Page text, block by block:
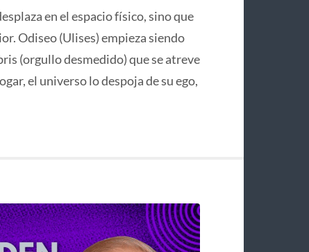
en el espacio físico, sino que
Odiseo (Ulises) empieza siendo
(orgullo desmedido) que se atreve
el universo lo despoja de su ego,